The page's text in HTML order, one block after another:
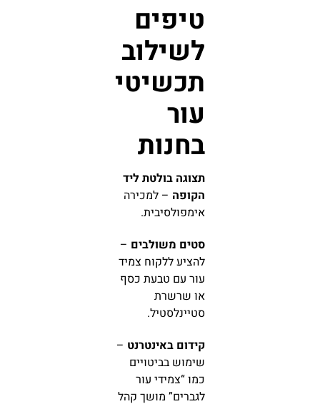
טיפים
לשילוב
תכשיטי
עור
בחנות
תצוגה בולטת ליד
הקופה – למכירה
אימפולסיבית.
סטים משולבים –
להציע ללקוח צמיד
עור עם טבעת כסף
או שרשרת
סטיינלסטיל.
קידום באינטרנט –
שימוש בביטויים
כמו “צמידי עור
לגברים” מושך קהל